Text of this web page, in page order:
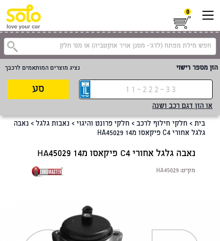
0
הזן מספר רישוי נציג מוצרים המותאמים לרכבך
סע
או הזן דגם רכב ושנה
בית > חלקי חילוף לרכב > חלקי פרונט והיגוי > נאבות גלגל > נאבה
גלגל אחורי C4 פיקאסו מ14 HA45029
נאבה גלגל אחורי C4 פיקאסו מ14 HA45029
מק"ט: HA45029